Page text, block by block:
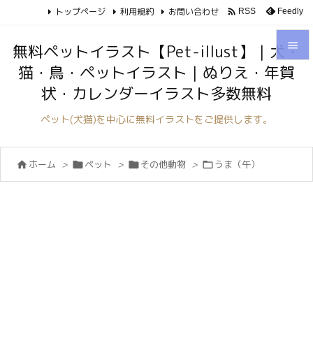



トップページ 利用規約 お問い合わせ  RSS Feedly
無料ペットイラスト【Pet-illust】｜犬・
猫・鳥・ペットイラスト｜ぬりえ・年賀
状・カレンダーイラスト多数無料
ペット(犬猫)を中心に無料イラストをご提供します。
 ホーム > ペット > その他動物 > うま（午）